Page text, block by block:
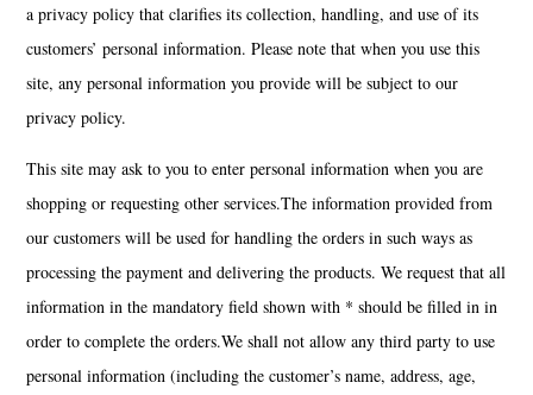
a privacy policy that clarifies its collection, handling, and use of its
customers’ personal information. Please note that when you use this
site, any personal information you provide will be subject to our
privacy policy.
This site may ask to you to enter personal information when you are
shopping or requesting other services.The information provided from
our customers will be used for handling the orders in such ways as
processing the payment and delivering the products. We request that all
information in the mandatory field shown with * should be filled in in
order to complete the orders.We shall not allow any third party to use
personal information (including the customer’s name, address, age,